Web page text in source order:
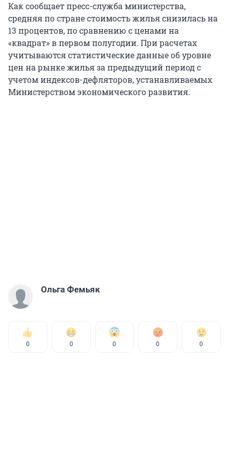
Как сообщает пресс-служба министерства,
средняя по стране стоимость жилья снизилась на
13 процентов, по сравнению с ценами на
«квадрат» в первом полугодии. При расчетах
учитываются статистические данные об уровне
цен на рынке жилья за предыдущий период с
учетом индексов-дефляторов, устанавливаемых
Министерством экономического развития.
Ольга Фемьяк
0 0 0 0 0